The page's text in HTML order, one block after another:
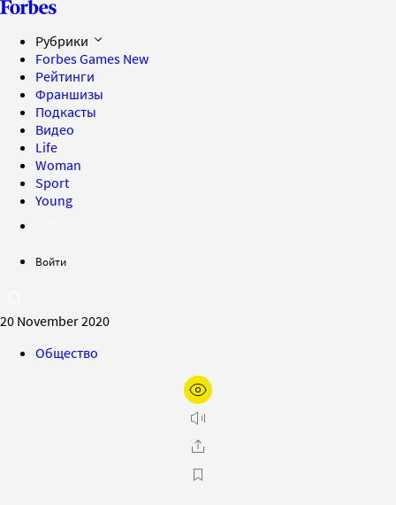
Рубрики
Forbes Games New
Рейтинги
Франшизы
Подкасты
Видео
Life
Woman
Sport
Young
Войти
20 November 2020
Общество